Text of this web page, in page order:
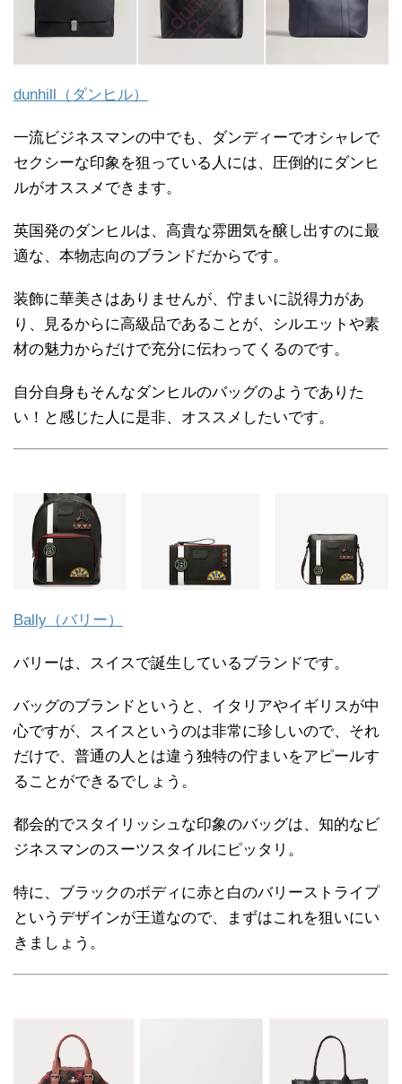
dunhill（ダンヒル）
一流ビジネスマンの中でも、ダンディーでオシャレで
セクシーな印象を狙っている人には、圧倒的にダンヒ
ルがオススメできます。
英国発のダンヒルは、高貴な雰囲気を醸し出すのに最
適な、本物志向のブランドだからです。
装飾に華美さはありませんが、佇まいに説得力があ
り、見るからに高級品であることが、シルエットや素
材の魅力からだけで充分に伝わってくるのです。
自分自身もそんなダンヒルのバッグのようでありた
い！と感じた人に是非、オススメしたいです。
Bally（バリー）
バリーは、スイスで誕生しているブランドです。
バッグのブランドというと、イタリアやイギリスが中
心ですが、スイスというのは非常に珍しいので、それ
だけで、普通の人とは違う独特の佇まいをアピールす
ることができるでしょう。
都会的でスタイリッシュな印象のバッグは、知的なビ
ジネスマンのスーツスタイルにピッタリ。
特に、ブラックのボディに赤と白のバリーストライプ
というデザインが王道なので、まずはこれを狙いにい
きましょう。